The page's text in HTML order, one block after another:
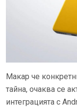
Макар че
тайна, очаква се
интеграцията с